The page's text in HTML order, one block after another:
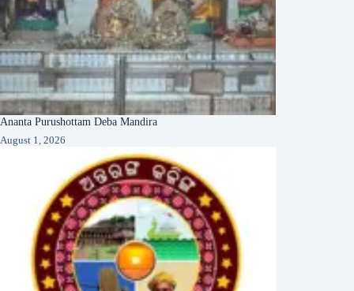
Ananta Purushottam Deba Mandira
August 1, 2026